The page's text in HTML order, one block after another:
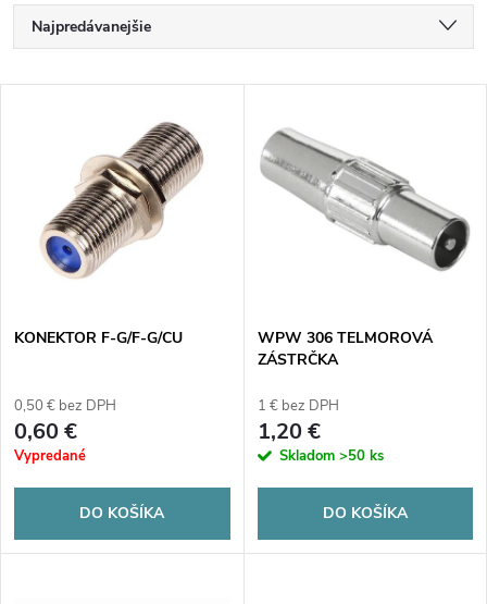
R
a
e
p
r
d
Najpredávanejšie
Abecedne
s
r
o
d
KONEKTOR F-G/F-G/CU
0,50 € bez DPH
0,60 €
Vypredané
DO KOŠÍKA
WPW 306 TELMOROVÁ
ZÁSTRČKA
1 € bez DPH
1,20 €
Skladom >50 ks
DO KOŠÍKA